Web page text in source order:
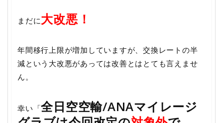
まだに大改悪！
年間移行上限が増加していますが、交換レートの半
減という大改悪があっては改善とはとても言えませ
ん。
幸い「全日空空輸/ANAマイレージ